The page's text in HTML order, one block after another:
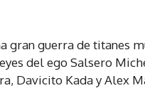
gran guerra de titanes
del ego Salsero
Davicito Kada y Alex